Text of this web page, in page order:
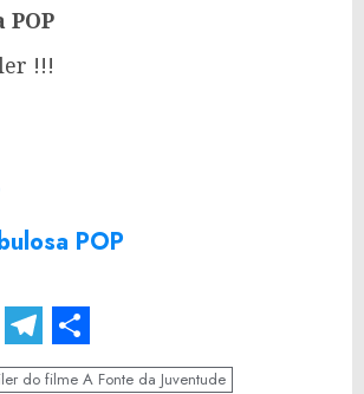
!!!
POP
Telegram
Share
do filme A Fonte da Juventude